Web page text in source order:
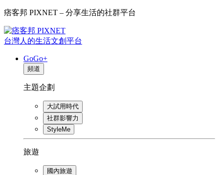
痞客邦 PIXNET – 分享生活的社群平台
台灣人的生活文創平台
GoGo+
頻道
主題企劃
大試用時代
社群影響力
StyleMe
旅遊
國內旅遊